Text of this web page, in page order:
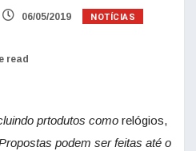
06/05/2019 NOTÍCIAS
read
prtodutos como relógios,
podem ser feitas até o